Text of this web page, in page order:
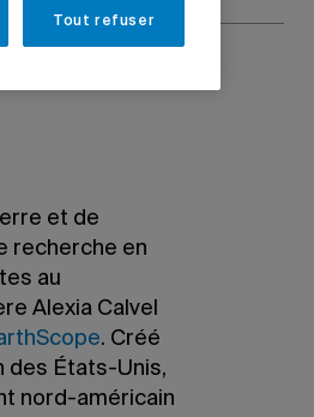
et de
recherche en
au
Alexia Calvel
. Créé
des États-Unis,
nord-américain
Tout refuser